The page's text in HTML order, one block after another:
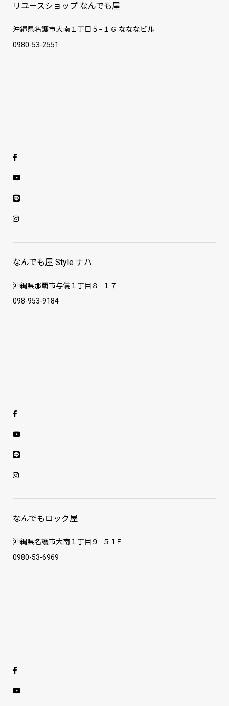
リユースショップ なんでも屋
沖縄県名護市大南１丁目５−１６ なななビル
0980-53-2551
なんでも屋 Style ナハ
沖縄県那覇市与儀１丁目８−１７
098-953-9184
なんでもロック屋
沖縄県名護市大南１丁目９−５ 1Ｆ
0980-53-6969